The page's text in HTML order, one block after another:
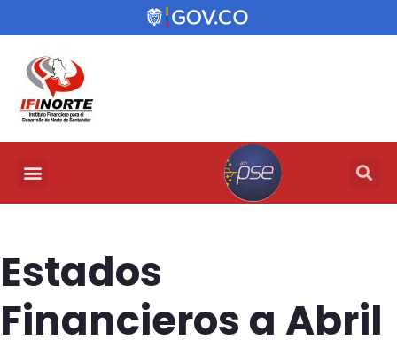
Estados
Financieros a Abril